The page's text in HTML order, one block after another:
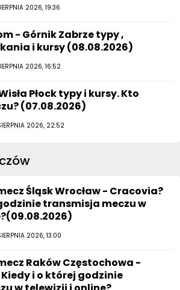
2026, 19:36
- Górnik Zabrze typy ,
i kursy (08.08.2026)
2026, 16:52
Płock typy i kursy. Kto
(07.08.2026)
2026, 22:52
Śląsk Wrocław - Cracovia?
transmisja meczu w
2026, 13:00
Raków Częstochowa -
Kiedy i o której godzinie